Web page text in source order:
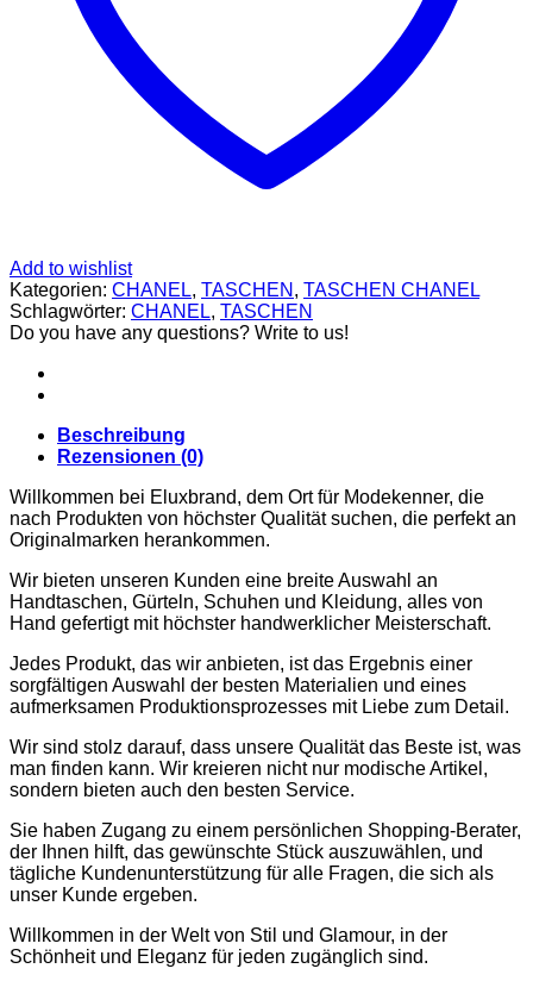
JACKEN
SCHUHE
SONNENBRILLE
DOLCE & GABBANA
GÜRTEL
GELDBÖRSEN
SCHUHE
TASCHEN
JIMMY CHOO
SCHUHE
GÜRTEL
HOODIES UND
JACKEN
KOPFBEDCKUNGEN
TASCHEN
SCHUHE
AMI PARIS
HOODIES UND
CHLOE
GELDBÖRSEN
GÜRTEL
SWEATSHIRTS
JACKEN
KOPFBEDCKUNGEN
SCHALS
T-SHIRT UND
TOPS
TASCHEN
LOEWE
GELDBÖRSEN
GÜRTEL
KOPFBEDCKUNGEN
Add to wishlist
Kategorien: CHANEL, TASCHEN , TASCHEN CHANEL
Schlagwörter: CHANEL, TASCHEN
Do you have any questions? Write to us!
Beschreibung
Rezensionen (0)
Willkommen bei Eluxbrand, dem Ort für Modekenner, die
nach Produkten von höchster Qualität suchen, die perfekt an
Originalmarken herankommen.
Wir bieten unseren Kunden eine breite Auswahl an
Handtaschen, Gürteln, Schuhen und Kleidung, alles von
Hand gefertigt mit höchster handwerklicher Meisterschaft.
Jedes Produkt, das wir anbieten, ist das Ergebnis einer
sorgfältigen Auswahl der besten Materialien und eines
aufmerksamen Produktionsprozesses mit Liebe zum Detail.
Wir sind stolz darauf, dass unsere Qualität das Beste ist, was
man finden kann. Wir kreieren nicht nur modische Artikel,
sondern bieten auch den besten Service.
Sie haben Zugang zu einem persönlichen Shopping-Berater,
der Ihnen hilft, das gewünschte Stück auszuwählen, und
tägliche Kundenunterstützung für alle Fragen, die sich als
unser Kunde ergeben.
Willkommen in der Welt von Stil und Glamour, in der
Schönheit und Eleganz für jeden zugänglich sind.